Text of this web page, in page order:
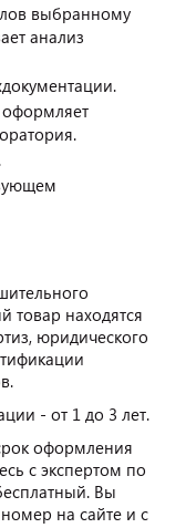
выбранному
анализ
товар находятся
юридического
- от 1 до 3 лет.
оформления
с экспертом по
Вы
на сайте и с